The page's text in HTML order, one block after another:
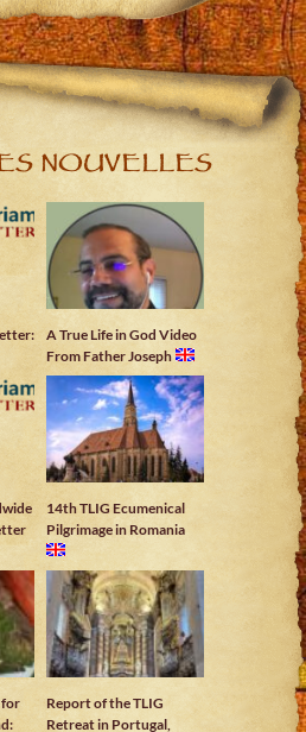
NOUVELLES
A True Life in God Video
From Father Joseph
14th TLIG Ecumenical
Pilgrimage in Romania
for
Report of the TLIG
Retreat in Portugal,